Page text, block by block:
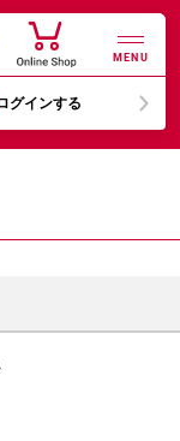
MENU
グインする